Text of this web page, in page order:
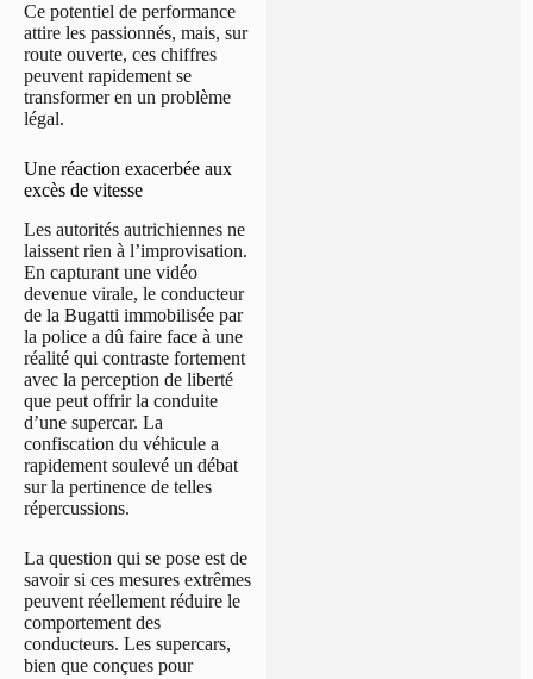
Ce potentiel de performance
attire les passionnés, mais, sur
route ouverte, ces chiffres
peuvent rapidement se
transformer en un problème
légal.
Une réaction exacerbée aux
excès de vitesse
Les autorités autrichiennes ne
laissent rien à l’improvisation.
En capturant une vidéo
devenue virale, le conducteur
de la Bugatti immobilisée par
la police a dû faire face à une
réalité qui contraste fortement
avec la perception de liberté
que peut offrir la conduite
d’une supercar. La
confiscation du véhicule a
rapidement soulevé un débat
sur la pertinence de telles
répercussions.
La question qui se pose est de
savoir si ces mesures extrêmes
peuvent réellement réduire le
comportement des
conducteurs. Les supercars,
bien que conçues pour